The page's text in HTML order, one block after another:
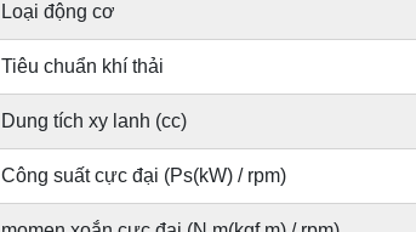
Loại động cơ
Tiêu chuẩn khí thải
Dung tích xy lanh (cc)
Công suất cực đại (Ps(kW) / rpm)